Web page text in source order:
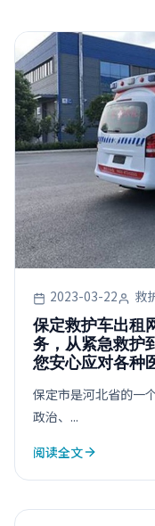
2023-03-22 救
保定救护车出租
务，从紧急救护
您安心应对各种
保定市是河北省的一
政治、...
阅读全文